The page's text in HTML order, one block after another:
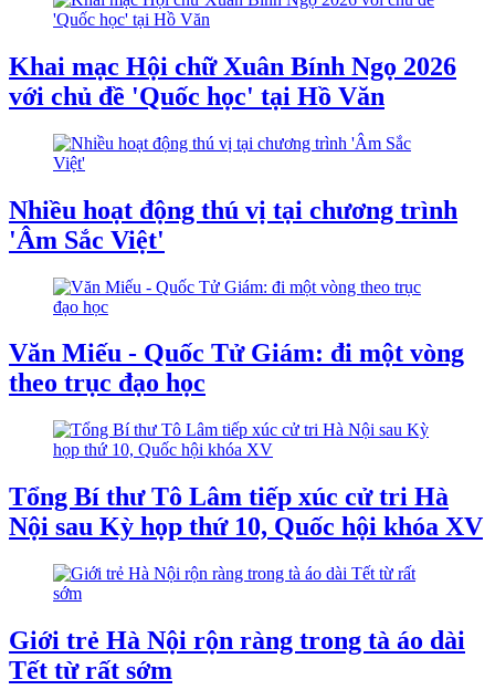
Khai mạc Hội chữ Xuân Bính Ngọ 2026
với chủ đề 'Quốc học' tại Hồ Văn
Nhiều hoạt động thú vị tại chương trình
'Âm Sắc Việt'
Văn Miếu - Quốc Tử Giám: đi một vòng
theo trục đạo học
Tổng Bí thư Tô Lâm tiếp xúc cử tri Hà
Nội sau Kỳ họp thứ 10, Quốc hội khóa XV
Giới trẻ Hà Nội rộn ràng trong tà áo dài
Tết từ rất sớm